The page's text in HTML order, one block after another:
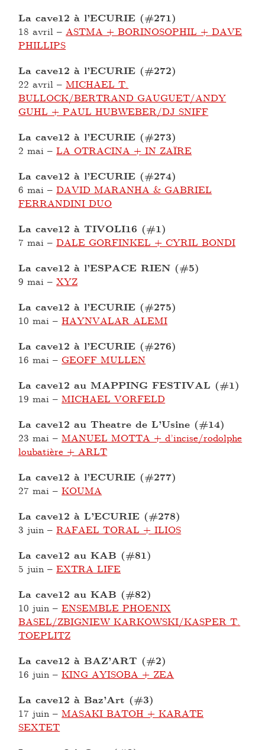
La cave12 à l’ECURIE (#271)
18 avril –ASTMA + BORINOSOPHIL + DAVE
PHILLIPS
La cave12 à l’ECURIE (#272)
22 avril –MICHAEL T.
BULLOCK/BERTRAND GAUGUET/ANDY
GUHL + PAUL HUBWEBER/DJ SNIFF
La cave12 à l’ECURIE (#273)
2 mai –LA OTRACINA + IN ZAÏRE
La cave12 à l’ECURIE (#274)
6 mai –DAVID MARANHA & GABRIEL
FERRANDINI DUO
La cave12 à TIVOLI16 (#1)
7 mai –DALE GORFINKEL + CYRIL BONDI
La cave12 à l’ESPACE RIEN (#5)
9 mai –XYZ
La cave12 à l’ECURIE (#275)
10 mai –HAYNVALAR ALEMI
La cave12 à l’ECURIE (#276)
16 mai – GEOFF MULLEN
La cave12 au MAPPING FESTIVAL (#1)
19 mai –MICHAEL VORFELD
La cave12 au Theatre de L’Usine (#14)
23 mai –MANUEL MOTTA + d’incise/rodolphe
loubatière + ARLT
La cave12 à l’ECURIE (#277)
27 mai –KOUMA
La cave12 à L’ECURIE (#278)
3 juin –RAFAEL TORAL + ILIOS
La cave12 au KAB (#81)
5 juin –EXTRA LIFE
La cave12 au KAB (#82)
10 juin –ENSEMBLE PHOENIX
BASEL/ZBIGNIEW KARKOWSKI/KASPER T.
TOEPLITZ
La cave12 à BAZ’ART (#2)
16 juin –KING AYISOBA + ZEA
La cave12 à Baz’Art (#3)
17 juin –MASAKI BATOH + KARATE
SEXTET